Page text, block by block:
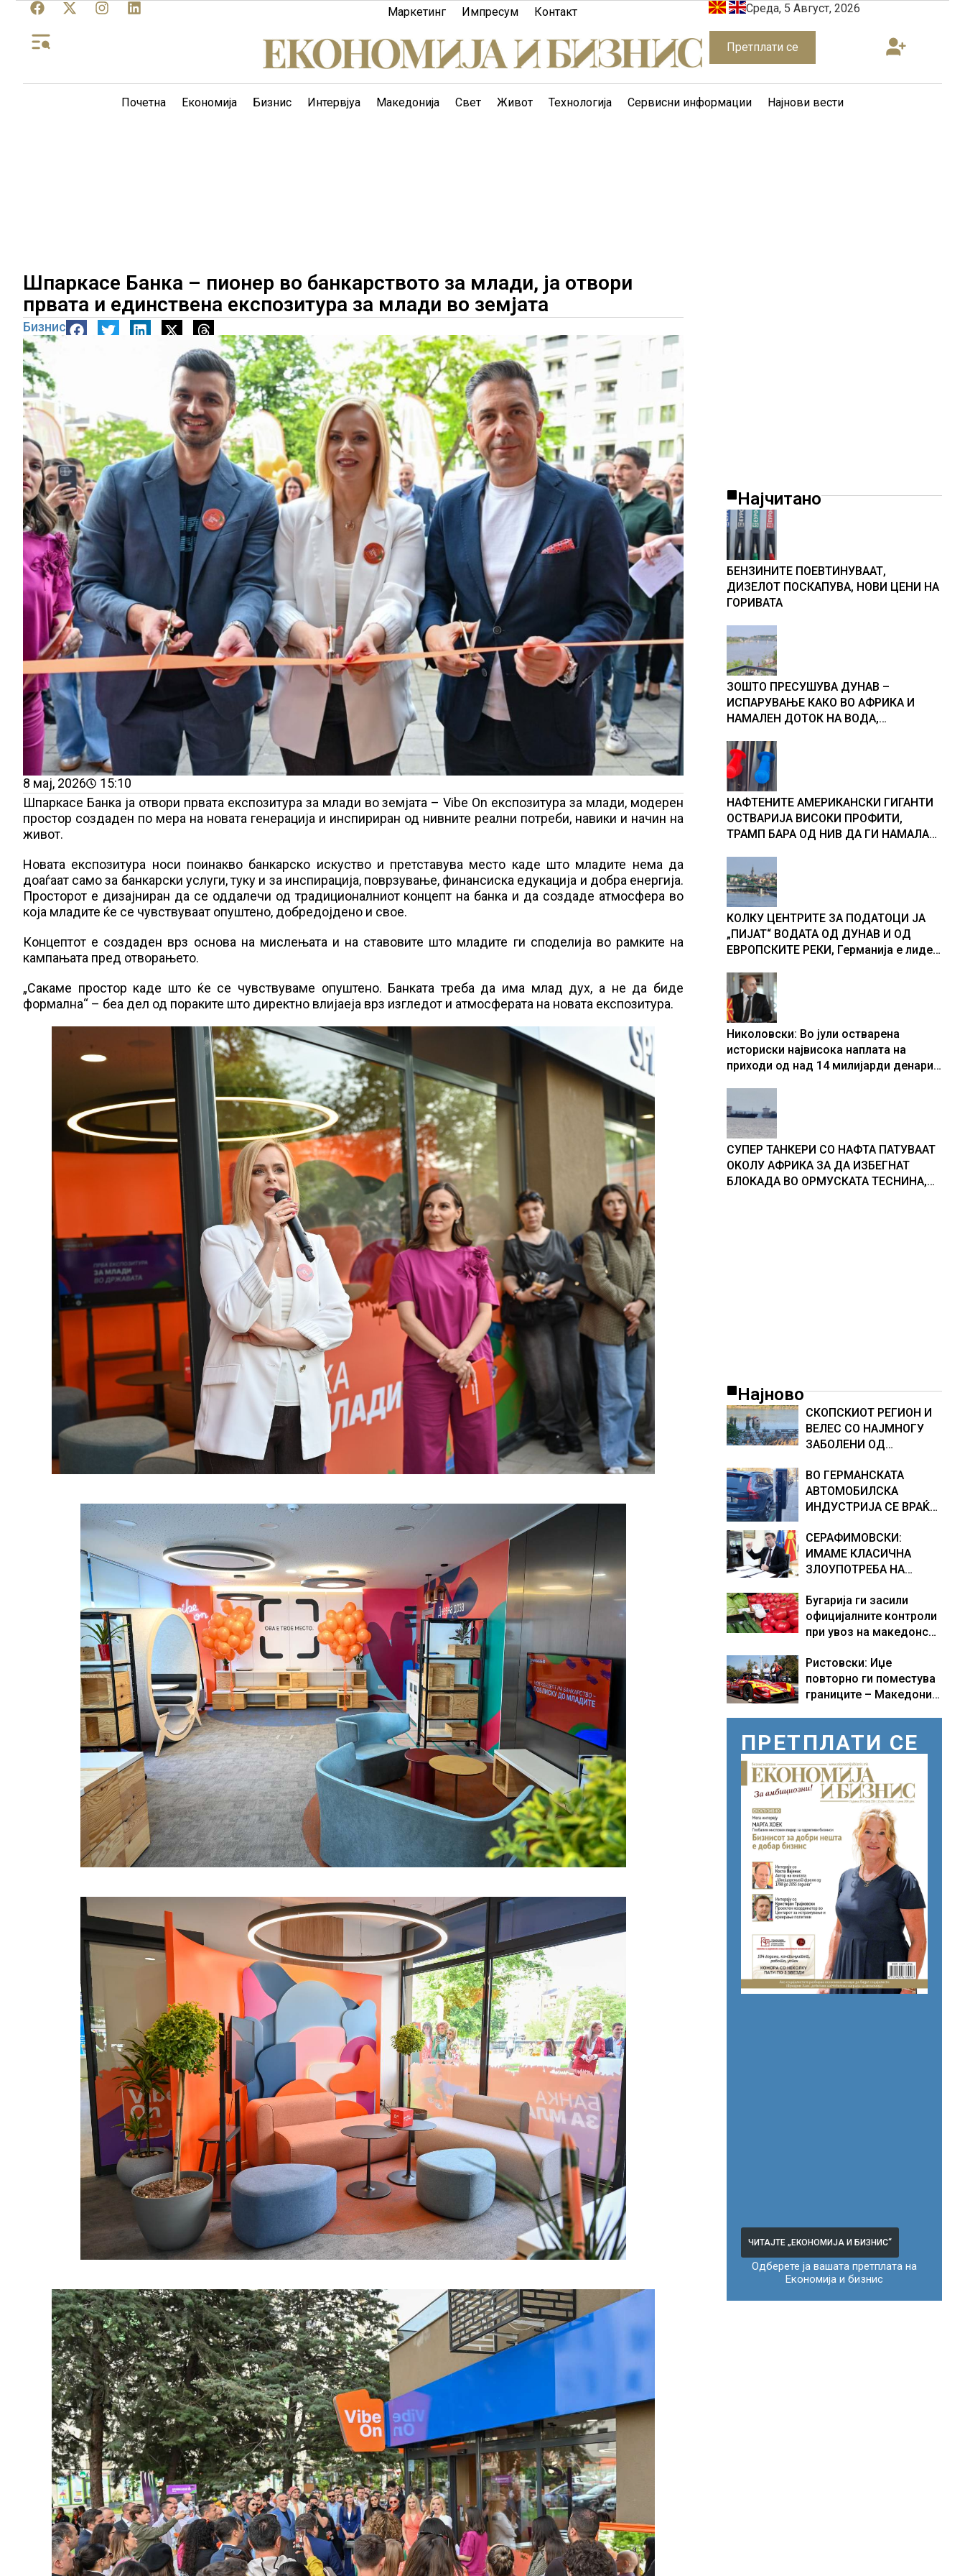
Маркетинг Импресум Контакт Среда, 5 Август, 2026
Претплати се
Почетна Економија Бизнис Интервјуа Македонија Свет Живот Технологија Сервисни информации Најнови вести
Шпаркасе Банка – пионер во банкарството за млади, ја отвори
првата и единствена експозитура за млади во земјата
Бизнис
8 мај, 2026
15:10
Шпаркасе Банка ја отвори првата експозитура за млади во земјата – Vibe On експозитура за млади, модерен
простор создаден по мера на новата генерација и инспириран од нивните реални потреби, навики и начин на
живот.
Новата експозитура носи поинакво банкарско искуство и претставува место каде што младите нема да
доаѓаат само за банкарски услуги, туку и за инспирација, поврзување, финансиска едукација и добра енергија.
Просторот е дизајниран да се оддалечи од традиционалниот концепт на банка и да создаде атмосфера во
која младите ќе се чувствуваат опуштено, добредојдено и свое.
Концептот е создаден врз основа на мислењата и на ставовите што младите ги споделија во рамките на
кампањата пред отворањето.
„Сакаме простор каде што ќе се чувствуваме опуштено. Банката треба да има млад дух, а не да биде
формална“ – беа дел од пораките што директно влијаеја врз изгледот и атмосферата на новата експозитура.
Најчитано
БЕНЗИНИТЕ ПОЕВТИНУВААТ,
ДИЗЕЛОТ ПОСКАПУВА, НОВИ ЦЕНИ НА
ГОРИВАТА
ЗОШТО ПРЕСУШУВА ДУНАВ –
ИСПАРУВАЊЕ КАКО ВО АФРИКА И
НАМАЛЕН ДОТОК НА ВОДА,
Србија
НАФТЕНИТЕ АМЕРИКАНСКИ ГИГАНТИ
ОСТВАРИЈА ВИСОКИ ПРОФИТИ,
ТРАМП БАРА ОД НИВ ДА ГИ НАМАЛАТ
КОЛКУ ЦЕНТРИТЕ ЗА ПОДАТОЦИ ЈА
„ПИЈАТ“ ВОДАТА ОД ДУНАВ И ОД
ЕВРОПСКИТЕ РЕКИ, Германија е лидер
центри за податоци
Николовски: Во јули остварена
историски највисока наплата на
приходи од над 14 милијарди денари
СУПЕР ТАНКЕРИ СО НАФТА ПАТУВААТ
ОКОЛУ АФРИКА ЗА ДА ИЗБЕГНАТ
БЛОКАДА ВО ОРМУСКАТА ТЕСНИНА,
Најново
СКОПСКИОТ РЕГИОН И
ВЕЛЕС СО НАЈМНОГУ
ЗАБОЛЕНИ ОД
ТРЕСКА, објави
министерот за
здравство Сашо
ВО ГЕРМАНСКАТА
АВТОМОБИЛСКА
ИНДУСТРИЈА СЕ ВРАЌА
СЕРАФИМОВСКИ:
ИМАМЕ КЛАСИЧНА
ЗЛОУПОТРЕБА НА
ОТКУПОТ НА МЛЕКОТО
Бугарија ги засили
официјалните контроли
при увоз на македонско
пиперки, објави АХВ
Ристовски: Иџе
повторно ги поместува
границите – Македонија
ПРЕТПЛАТИ СЕ
ЧИТАЈТЕ „ЕКОНОМИЈА И БИЗНИС“
Одберете ја вашата претплата на
Економија и бизнис